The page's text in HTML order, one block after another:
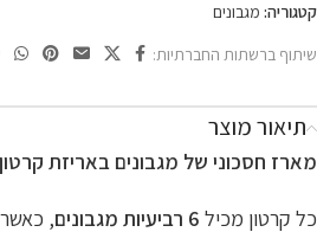
קטגוריה: מגבונים
שיתוף ברשתות החברתיות:
תיאור מוצר
מארז חסכוני של מגבונים באריזת קרטון
כל קרטון מכיל 6 רביעיות מגבונים , כאשר